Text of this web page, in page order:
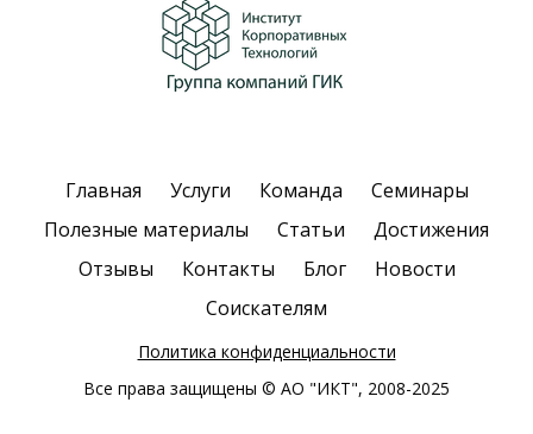
Главная Услуги Команда
Семинары
Полезные материалы
Статьи
Достижения
Отзывы
Контакты Блог
Новости
Соискателям
Политика конфиденциальности
Все права защищены © АО "ИКТ", 2008-2025